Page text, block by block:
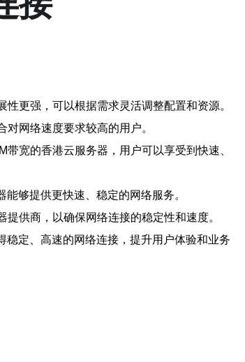
更强，可以根据需求灵活调整配置和资源。
网络速度要求较高的用户。
宽的香港云服务器，用户可以享受到快速、
够提供更快速、稳定的网络服务。
供商，以确保网络连接的稳定性和速度。
定、高速的网络连接，提升用户体验和业务